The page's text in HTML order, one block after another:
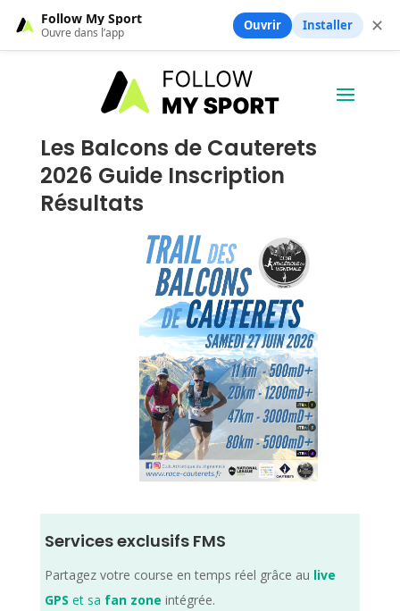
Les Balcons de Cauterets
2026 Guide Inscription
Résultats
Services exclusifs FMS
Partagez votre course en temps réel grâce au live
GPS et sa fan zone intégrée.
Follow My Sport
Ouvre dans l’app Ouvrir Installer ✕